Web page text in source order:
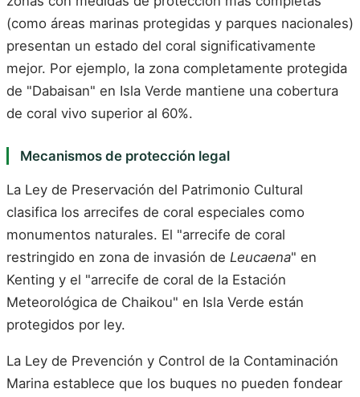
(como áreas marinas protegidas y parques nacionales)
presentan un estado del coral significativamente
mejor. Por ejemplo, la zona completamente protegida
de "Dabaisan" en Isla Verde mantiene una cobertura
de coral vivo superior al 60%.
Mecanismos de protección legal
La Ley de Preservación del Patrimonio Cultural
clasifica los arrecifes de coral especiales como
monumentos naturales. El "arrecife de coral
restringido en zona de invasión de Leucaena" en
Kenting y el "arrecife de coral de la Estación
Meteorológica de Chaikou" en Isla Verde están
protegidos por ley.
La Ley de Prevención y Control de la Contaminación
Marina establece que los buques no pueden fondear